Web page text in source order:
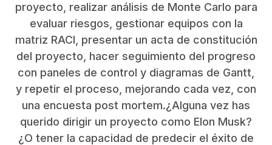
proyecto, realizar análisis de Monte Carlo para
evaluar riesgos, gestionar equipos con la
matriz RACI, presentar un acta de constitución
del proyecto, hacer seguimiento del progreso
con paneles de control y diagramas de Gantt,
y repetir el proceso, mejorando cada vez, con
una encuesta post mortem.¿Alguna vez has
querido dirigir un proyecto como Elon Musk?
¿O tener la capacidad de predecir el éxito de